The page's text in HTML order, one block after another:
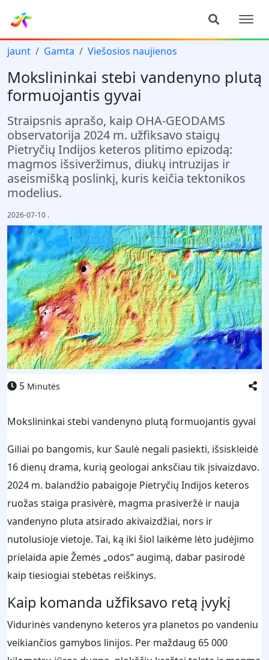
jaunt Gamta Viešosios naujienos
Mokslininkai stebi vandenyno plutą
formuojantis gyvai
Straipsnis aprašo, kaip OHA-GEODAMS
observatorija 2024 m. užfiksavo staigų
Pietryčių Indijos keteros plitimo epizodą:
magmos išsiveržimus, diukų intruzijas ir
aseismišką poslinkį, kuris keičia tektonikos
modelius.
2026-07-10 .
5 Minutės
Mokslininkai stebi vandenyno plutą formuojantis gyvai
Giliai po bangomis, kur Saulė negali pasiekti, išsiskleidė
16 dienų drama, kurią geologai anksčiau tik įsivaizdavo.
2024 m. balandžio pabaigoje Pietryčių Indijos keteros
ruožas staiga prasivėrė, magma prasiveržė ir nauja
vandenyno pluta atsirado akivaizdžiai, nors ir
nutolusioje vietoje. Tai, ką iki šiol laikėme lėto judėjimo
prielaida apie Žemės „odos“ augimą, dabar pasirodė
kaip tiesiogiai stebėtas reiškinys.
Kaip komanda užfiksavo retą įvykį
Vidurinės vandenyno keteros yra planetos po vandeniu
veikiančios gamybos linijos. Per maždaug 65 000